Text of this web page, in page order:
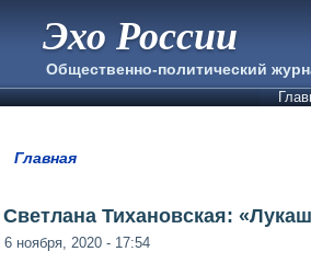
Эхо России
Общественно-политический
Главная
Светлана Тихановская:
6 ноября, 2020 - 17:54